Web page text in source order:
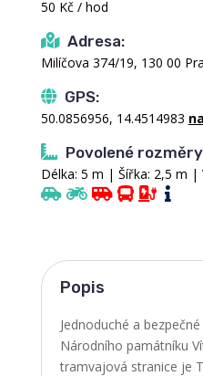
50 Kč / hod
Adresa:
Milíčova 374/19, 130 00
GPS:
50.0856956, 14.4514983
Povolené rozměry
Délka: 5 m | Šířka: 2,5 m |
Popis
Jednoduché a
Národního památníku
tramvajová stranice je